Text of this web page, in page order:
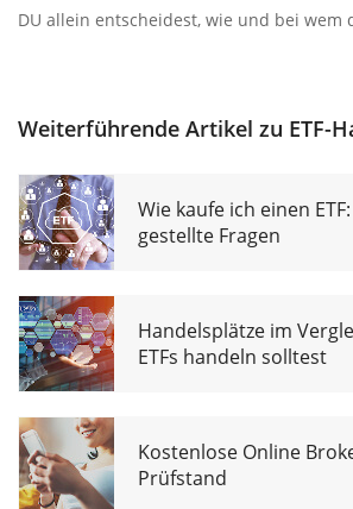
DU allein entscheidest, wie und bei wem
Weiterführende Artikel zu ETF-
Wie kaufe ich einen
gestellte Fragen
Handelsplätze im
ETFs handeln solltest
Kostenlose Online
Prüfstand